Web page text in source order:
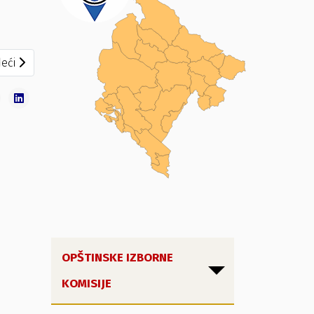
članak: Operativni izborni plan
OPŠTINSKE IZBORNE
KOMISIJE